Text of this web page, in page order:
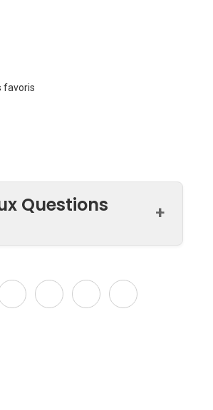
favoris
Questions +